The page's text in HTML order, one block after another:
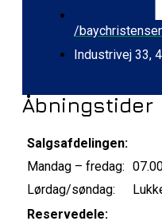
/
Industrivej 33,
Åbningstider
Salgsafdelingen:
Mandag – fredag:
Lørdag/søndag:
Reservedele: